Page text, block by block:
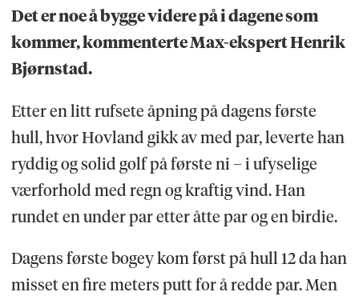
Det er noe å bygge videre på i dagene som
kommer, kommenterte Max-ekspert Henrik
Bjørnstad.
Etter en litt rufsete åpning på dagens første
hull, hvor Hovland gikk av med par, leverte han
ryddig og solid golf på første ni – i ufyselige
værforhold med regn og kraftig vind. Han
rundet en under par etter åtte par og en birdie.
Dagens første bogey kom først på hull 12 da han
misset en fire meters putt for å redde par. Men